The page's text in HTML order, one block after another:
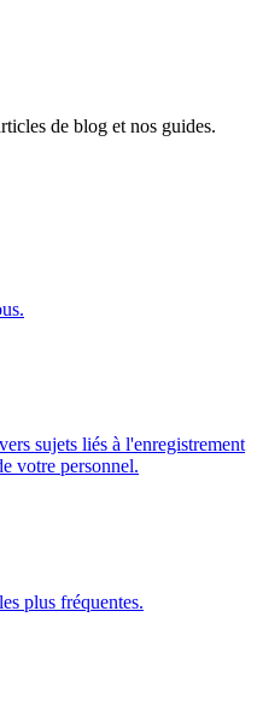
de blog et nos guides.
sujets liés à l'enregistrement
votre personnel.
plus fréquentes.